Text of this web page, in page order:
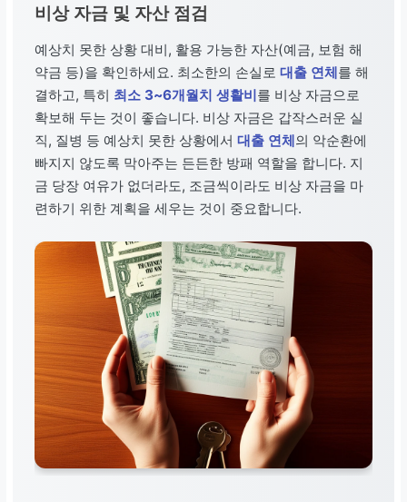
비상 자금 및 자산 점검
예상치 못한 상황 대비, 활용 가능한 자산(예금, 보험 해
약금 등)을 확인하세요. 최소한의 손실로대출 연체를 해
결하고, 특히 최소 3~6개월치 생활비를 비상 자금으로
확보해 두는 것이 좋습니다. 비상 자금은 갑작스러운 실
직, 질병 등 예상치 못한 상황에서대출 연체의 악순환에
빠지지 않도록 막아주는 든든한 방패 역할을 합니다. 지
금 당장 여유가 없더라도, 조금씩이라도 비상 자금을 마
련하기 위한 계획을 세우는 것이 중요합니다.